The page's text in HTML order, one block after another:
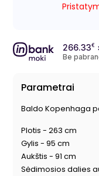
266.33€
Be
Parametrai
Baldo Kopenhaga
Plotis - 263 cm
Gylis - 95 cm
Aukštis - 91 cm
Sėdimosios dalies